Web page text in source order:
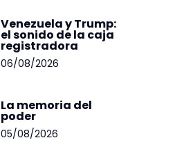
Venezuela y Trump:
el sonido de la caja
registradora
06/08/2026
La memoria del
poder
05/08/2026